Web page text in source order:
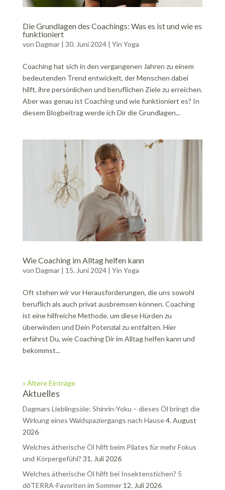
Die Grundlagen des Coachings: Was es ist und wie es
funktioniert
von Dagmar| 30. Juni 2024| Yin Yoga
Coaching hat sich in den vergangenen Jahren zu einem
bedeutenden Trend entwickelt, der Menschen dabei
hilft, ihre persönlichen und beruflichen Ziele zu erreichen.
Aber was genau ist Coaching und wie funktioniert es? In
diesem Blogbeitrag werde ich Dir die Grundlagen...
Wie Coaching im Alltag helfen kann
von Dagmar| 15. Juni 2024| Yin Yoga
Oft stehen wir vor Herausforderungen, die uns sowohl
beruflich als auch privat ausbremsen können. Coaching
ist eine hilfreiche Methode, um diese Hürden zu
überwinden und Dein Potenzial zu entfalten. Hier
erfährst Du, wie Coaching Dir im Alltag helfen kann und
bekommst...
« Ältere Einträge
Aktuelles
Dagmars Lieblingsöle: Shinrin-Yoku – dieses Öl bringt die
Wirkung eines Waldspaziergangs nach Hause4. August
2026
Welches ätherische Öl hilft beim Pilates für mehr Fokus
und Körpergefühl? 31. Juli 2026
Welches ätherische Öl hilft bei Insektenstichen? 5
dōTERRA-Favoriten im Sommer 12. Juli 2026